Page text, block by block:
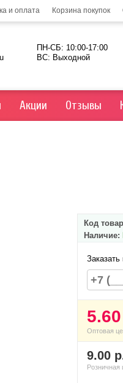
и оплата Корзина покупок
ПН-СБ: 10:00-17:00
ВС: Выходной
Акции Отзывы
Код
Наличие:
Заказать
Оптовая
9.00
Розничная